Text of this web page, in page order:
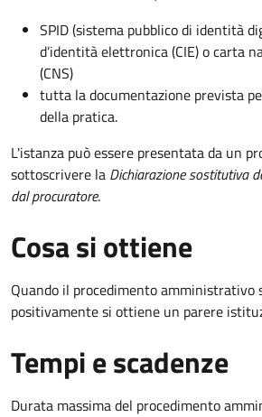
SPID (sistema pubblico di identità
d’identità elettronica (CIE) o carta
(CNS)
tutta la documentazione prevista
della pratica.
L'istanza può essere presentata da un
sottoscrivere la Dichiarazione sostitutiva
dal procuratore.
Cosa si ottiene
Quando il procedimento amministrativo
positivamente si ottiene un parere
Tempi e scadenze
Durata massima del procedimento